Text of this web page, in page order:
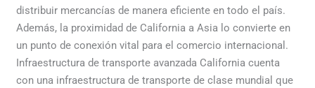
distribuir mercancías de manera eficiente en todo el país.
Además, la proximidad de California a Asia lo convierte en
un punto de conexión vital para el comercio internacional.
Infraestructura de transporte avanzada California cuenta
con una infraestructura de transporte de clase mundial que